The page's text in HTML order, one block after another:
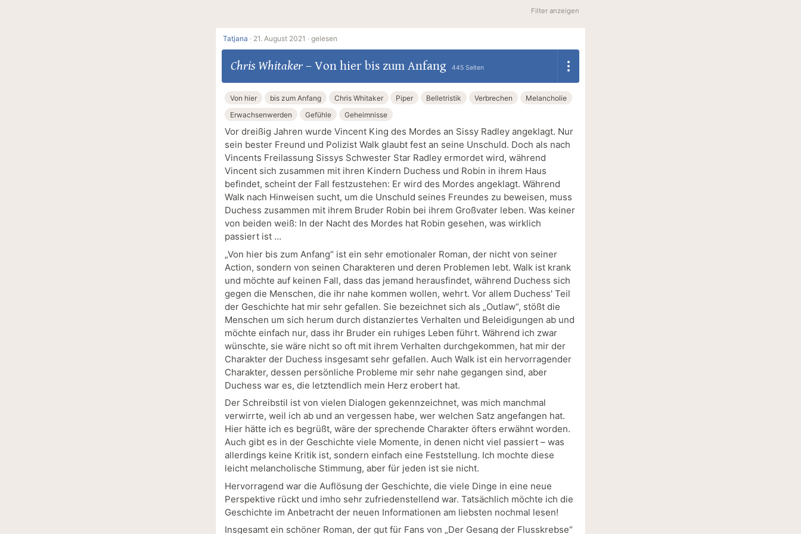
Filter anzeigen
Tatjana · 21. August 2021 · gelesen
Chris Whitaker– Von hier bis zum Anfang 445 Seiten
Von hier bis zum Anfang Chris Whitaker Piper Belletristik Verbrechen
Melancholie
Erwachsenwerden
Gefühle Geheimnisse
Vor dreißig Jahren wurde Vincent King des Mordes an Sissy Radley angeklagt. Nur
sein bester Freund und Polizist Walk glaubt fest an seine Unschuld. Doch als nach
Vincents Freilassung Sissys Schwester Star Radley ermordet wird, während
Vincent sich zusammen mit ihren Kindern Duchess und Robin in ihrem Haus
befindet, scheint der Fall festzustehen: Er wird des Mordes angeklagt. Während
Walk nach Hinweisen sucht, um die Unschuld seines Freundes zu beweisen, muss
Duchess zusammen mit ihrem Bruder Robin bei ihrem Großvater leben. Was keiner
von beiden weiß: In der Nacht des Mordes hat Robin gesehen, was wirklich
passiert ist …
„Von hier bis zum Anfang“ ist ein sehr emotionaler Roman, der nicht von seiner
Action, sondern von seinen Charakteren und deren Problemen lebt. Walk ist krank
und möchte auf keinen Fall, dass das jemand herausfindet, während Duchess sich
gegen die Menschen, die ihr nahe kommen wollen, wehrt. Vor allem Duchess' Teil
der Geschichte hat mir sehr gefallen. Sie bezeichnet sich als „Outlaw“, stößt die
Menschen um sich herum durch distanziertes Verhalten und Beleidigungen ab und
möchte einfach nur, dass ihr Bruder ein ruhiges Leben führt. Während ich zwar
wünschte, sie wäre nicht so oft mit ihrem Verhalten durchgekommen, hat mir der
Charakter der Duchess insgesamt sehr gefallen. Auch Walk ist ein hervorragender
Charakter, dessen persönliche Probleme mir sehr nahe gegangen sind, aber
Duchess war es, die letztendlich mein Herz erobert hat.
Der Schreibstil ist von vielen Dialogen gekennzeichnet, was mich manchmal
verwirrte, weil ich ab und an vergessen habe, wer welchen Satz angefangen hat.
Hier hätte ich es begrüßt, wäre der sprechende Charakter öfters erwähnt worden.
Auch gibt es in der Geschichte viele Momente, in denen nicht viel passiert – was
allerdings keine Kritik ist, sondern einfach eine Feststellung. Ich mochte diese
leicht melancholische Stimmung, aber für jeden ist sie nicht.
Hervorragend war die Auflösung der Geschichte, die viele Dinge in eine neue
Perspektive rückt und imho sehr zufriedenstellend war. Tatsächlich möchte ich die
Geschichte im Anbetracht der neuen Informationen am liebsten nochmal lesen!
Insgesamt ein schöner Roman, der gut für Fans von „Der Gesang der Flusskrebse“